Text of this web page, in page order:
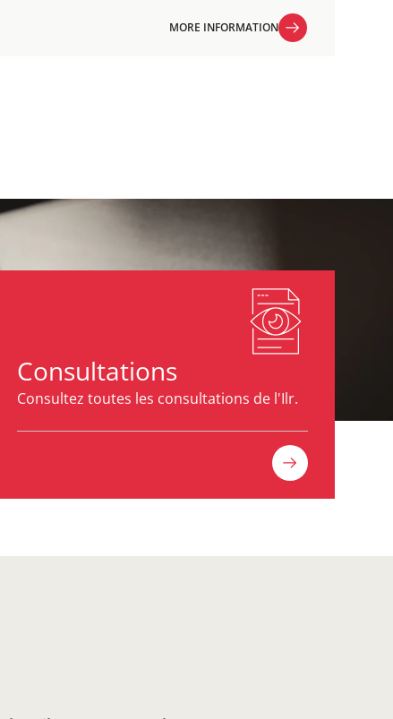
MORE INFORMATION
Consultations
Consultez toutes les consultations de l'Ilr.